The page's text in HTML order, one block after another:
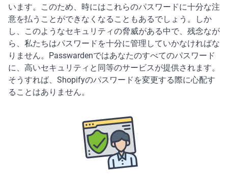
います。このため、時にはこれらのパスワードに十分な注
意を払うことができなくなることもあるでしょう。しか
し、このようなセキュリティの脅威がある中で、残念なが
ら、私たちはパスワードを十分に管理していかなければな
りません。Passwardenではあなたのすべてのパスワード
に、高いセキュリティと同等のサービスが提供されます。
そうすれば、Shopifyのパスワードを変更する際に心配す
ることはありません。